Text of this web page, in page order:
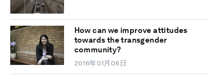
How can we improve attitudes
towards the transgender
community?
2016年01月06日